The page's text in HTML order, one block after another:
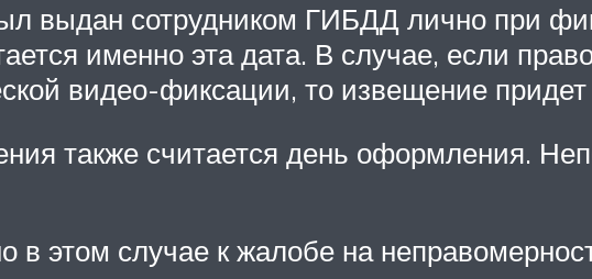
выдан сотрудником ГИБДД лично при
именно эта дата. В случае, если
видео-фиксации, то извещение
также считается день оформления.
в этом случае к жалобе на